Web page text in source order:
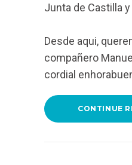
Junta de Castilla y
Desde aqui,
compañero
cordial
CONTINUE